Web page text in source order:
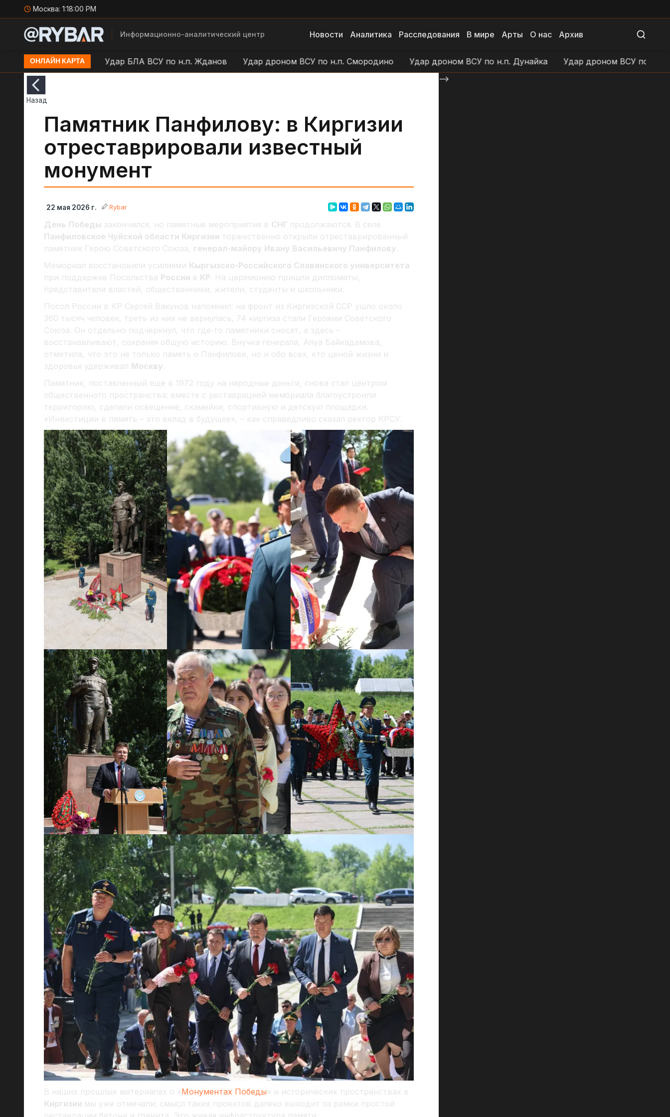
Москва: 1:18:01 PM
Информационно-аналитический центр Новости Аналитика Расследования В мире Арты О нас Архив
ОНЛАЙН КАРТАУдар БЛА ВСУ по н.п. Жданов Удар дроном ВСУ по н.п. Смородино Удар дроном ВСУ по н.п. Дунайка Удар дроном ВСУ по н.п.
Назад
Памятник Панфилову: в Киргизии
отреставрировали известный
монумент
22 мая 2026 г. Rybar
День Победы закончился, но памятные мероприятия в СНГ продолжаются. В селе
Панфиловское Чуйской области Киргизии торжественно открыли отреставрированный
памятник Герою Советского Союза, генерал-майору Ивану Васильевичу Панфилову.
Мемориал восстановили усилиями Кыргызско-Российского Славянского университета
при поддержке Посольства России в КР. На церемонию пришли дипломаты,
представители властей, общественники, жители, студенты и школьники.
Посол России в КР Сергей Вакунов напомнил: на фронт из Киргизской ССР ушло около
360 тысяч человек, треть из них не вернулась, 74 киргиза стали Героями Советского
Союза. Он отдельно подчеркнул, что где‑то памятники сносят, а здесь –
восстанавливают, сохраняя общую историю. Внучка генерала, Алуа Байкадамова,
отметила, что это не только память о Панфилове, но и обо всех, кто ценой жизни и
здоровья удерживал Москву.
Памятник, поставленный ещё в 1972 году на народные деньги, снова стал центром
общественного пространства: вместе с реставрацией мемориала благоустроили
территорию, сделали освещение, скамейки, спортивную и детскую площадки.
«Инвестиции в память – это вклад в будущее», – как справедливо сказал ректор КРСУ.
В наших прошлых материалах о «Монументах Победы» и исторических пространствах в
Киргизии мы уже отмечали: смысл таких проектов далеко выходит за рамки простой
-->